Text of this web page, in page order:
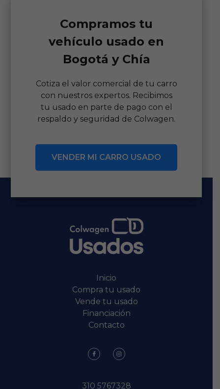
Compramos tu
vehículo usado en
Bogotá y Chía
Cotiza el valor comercial de tu carro
con nuestros expertos. Recibimos
tu usado en parte de pago con el
respaldo y seguridad de Colwagen.
VENDER MI CARRO USADO
Inicio
Compra tu usado
Vende tu usado
Financiación
Contacto
310 5767328